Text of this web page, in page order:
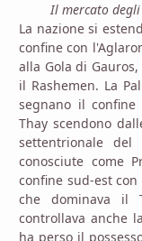
Il mercato degli
La nazione si
confine con
alla Gola di
il Rashemen. La
segnano il
Thay scendono
settentrionale
conosciute come
confine sud-est
che dominava il
controllava anche
ha perso il